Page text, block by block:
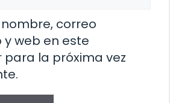
correo
web en este
la próxima vez